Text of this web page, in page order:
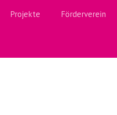
Projekte Förderverein